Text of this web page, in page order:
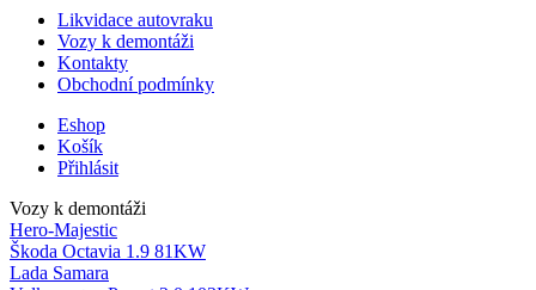
Likvidace autovraku
Vozy k demontáži
Kontakty
Obchodní podmínky
Eshop
Košík
Přihlásit
Vozy k demontáži
Hero-Majestic
Škoda Octavia 1.9 81KW
Lada Samara